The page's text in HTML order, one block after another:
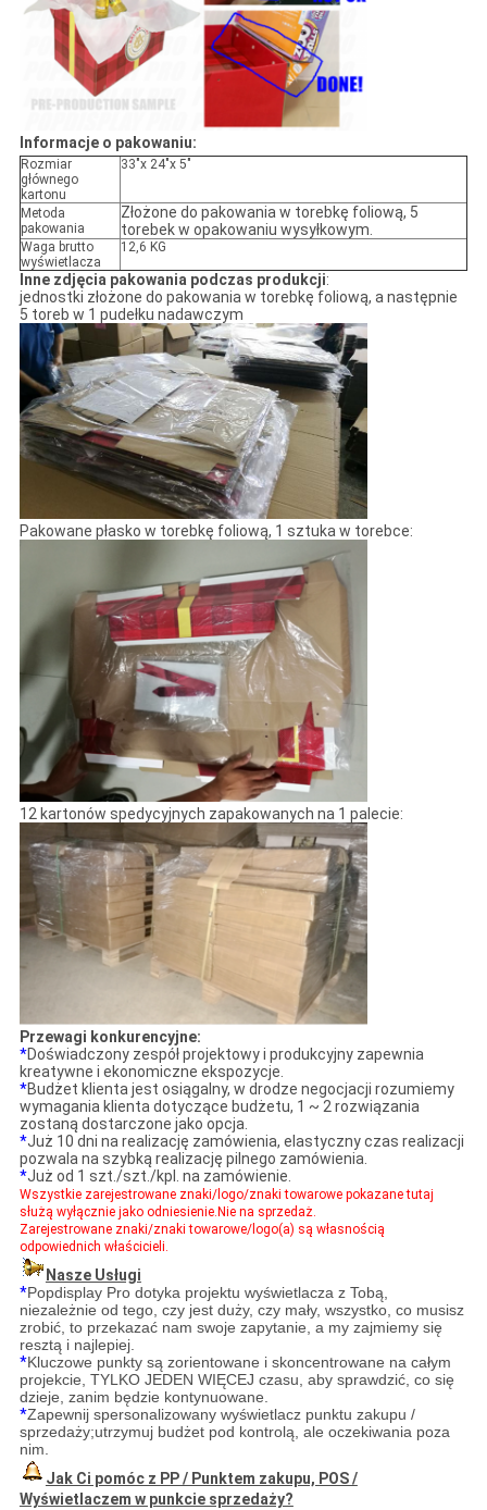
Informacje o pakowaniu:
Rozmiar
głównego
kartonu
33"x 24"x 5"
Metoda
pakowania
Złożone do pakowania w torebkę foliową, 5
torebek w opakowaniu wysyłkowym.
Waga brutto
wyświetlacza
12,6 KG
Inne zdjęcia pakowania podczas produkcji:
jednostki złożone do pakowania w torebkę foliową, a następnie
5 toreb w 1 pudełku nadawczym
Pakowane płasko w torebkę foliową, 1 sztuka w torebce:
12 kartonów spedycyjnych zapakowanych na 1 palecie:
Przewagi konkurencyjne:
*Doświadczony zespół projektowy i produkcyjny zapewnia
kreatywne i ekonomiczne ekspozycje.
*Budżet klienta jest osiągalny, w drodze negocjacji rozumiemy
wymagania klienta dotyczące budżetu, 1 ~ 2 rozwiązania
zostaną dostarczone jako opcja.
*Już 10 dni na realizację zamówienia, elastyczny czas realizacji
pozwala na szybką realizację pilnego zamówienia.
*Już od 1 szt./szt./kpl. na zamówienie.
Wszystkie zarejestrowane znaki/logo/znaki towarowe pokazane tutaj
służą wyłącznie jako odniesienie.Nie na sprzedaż.
Zarejestrowane znaki/znaki towarowe/logo(a) są własnością
odpowiednich właścicieli.
Nasze Usługi
*Popdisplay Pro dotyka projektu wyświetlacza z Tobą,
niezależnie od tego, czy jest duży, czy mały, wszystko, co musisz
zrobić, to przekazać nam swoje zapytanie, a my zajmiemy się
resztą i najlepiej.
*Kluczowe punkty są zorientowane i skoncentrowane na całym
projekcie, TYLKO JEDEN WIĘCEJ czasu, aby sprawdzić, co się
dzieje, zanim będzie kontynuowane.
*Zapewnij spersonalizowany wyświetlacz punktu zakupu /
sprzedaży;utrzymuj budżet pod kontrolą, ale oczekiwania poza
nim.
Jak Ci pomóc z PP / Punktem zakupu, POS /
Wyświetlaczem w punkcie sprzedaży?